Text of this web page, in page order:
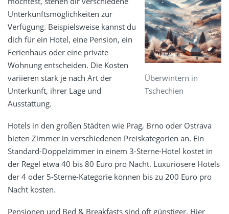
Überwintern in
Tschechien
Unterkunftsmöglichkeiten zur
Verfügung. Beispielsweise kannst du
dich für ein Hotel, eine Pension, ein
Ferienhaus oder eine private
Wohnung entscheiden. Die Kosten
variieren stark je nach Art der
Unterkunft, ihrer Lage und
Ausstattung.
Hotels in den großen Städten wie Prag, Brno oder Ostrava
bieten Zimmer in verschiedenen Preiskategorien an. Ein
Standard-Doppelzimmer in einem 3-Sterne-Hotel kostet in
der Regel etwa 40 bis 80 Euro pro Nacht. Luxuriösere Hotels
der 4 oder 5-Sterne-Kategorie können bis zu 200 Euro pro
Nacht kosten.
Pensionen und Bed & Breakfasts sind oft günstiger. Hier